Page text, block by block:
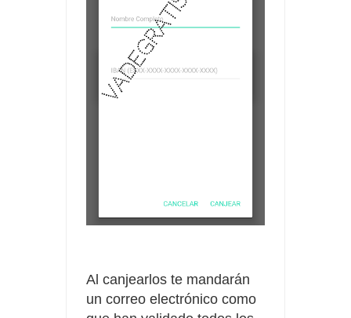
Al canjearlos te mandarán
un correo electrónico como